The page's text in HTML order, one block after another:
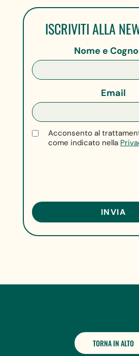
ISCRIVITI ALLA
Nome e
Email
Acconsento al
come indicato nella
TORNA IN ALTO